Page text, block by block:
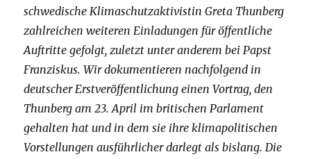
schwedische Klimaschutzaktivistin Greta Thunberg
zahlreichen weiteren Einladungen für öffentliche
Auftritte gefolgt, zuletzt unter anderem bei Papst
Franziskus. Wir dokumentieren nachfolgend in
deutscher Erstveröffentlichung einen Vortrag, den
Thunberg am 23. April im britischen Parlament
gehalten hat und in dem sie ihre klimapolitischen
Vorstellungen ausführlicher darlegt als bislang. Die